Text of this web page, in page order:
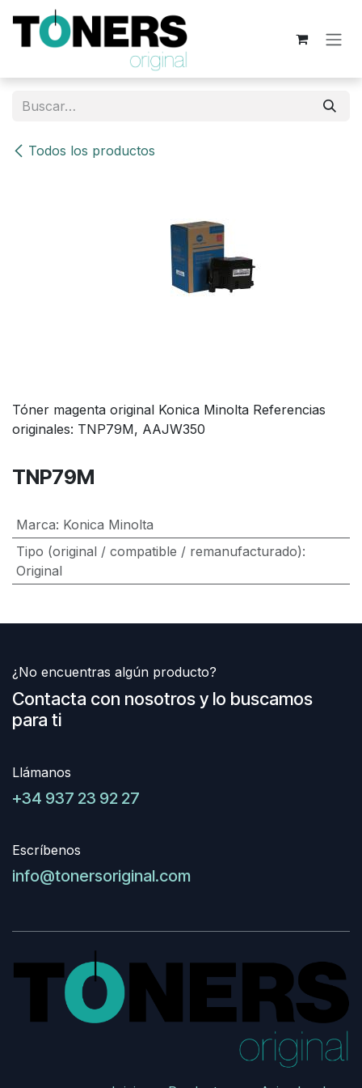
Ir al contenido
Todos los productos
Tóner magenta original Konica Minolta Referencias
originales: TNP79M, AAJW350
TNP79M
Marca: Konica Minolta
Tipo (original / compatible / remanufacturado):
Original
¿No encuentras algún producto?
Contacta con nosotros y lo buscamos
para ti
Llámanos
+34 937 23 92 27
Escríbenos
info@tonersoriginal.com